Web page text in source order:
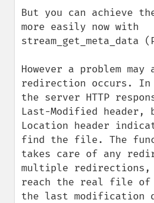
But you can achieve
more easily now with
stream_get_meta_data
However a problem
redirection occurs. In
the server HTTP
Last-Modified
Location header
find the file. The
takes care of any
multiple redirections,
reach the real file of
the last modification